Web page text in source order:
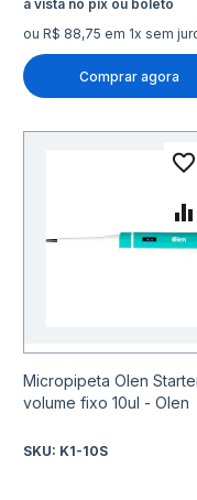
ou R$ 88,75 em 1x sem
Comprar agora
Micropipeta Olen
volume fixo 10ul - Olen
SKU: K1-10S